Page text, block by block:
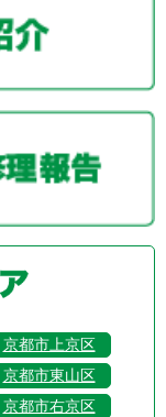
京都市上京区
京都市東山区
京都市右京区